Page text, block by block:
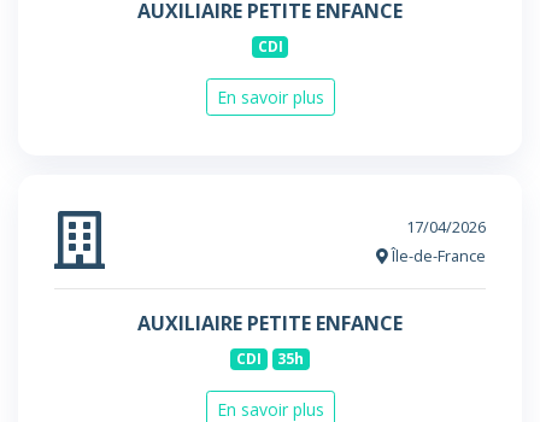
AUXILIAIRE PETITE ENFANCE
CDI
En savoir plus
17/04/2026
Île-de-France
AUXILIAIRE PETITE ENFANCE
CDI 35h
En savoir plus